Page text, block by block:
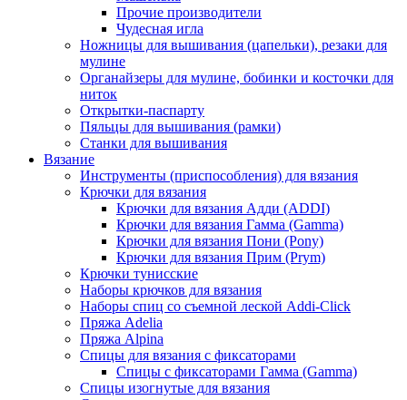
Прочие производители
Чудесная игла
Ножницы для вышивания (цапельки), резаки для
мулине
Органайзеры для мулине, бобинки и косточки для
ниток
Открытки-паспарту
Пяльцы для вышивания (рамки)
Станки для вышивания
Вязание
Инструменты (приспособления) для вязания
Крючки для вязания
Крючки для вязания Адди (ADDI)
Крючки для вязания Гамма (Gamma)
Крючки для вязания Пони (Pony)
Крючки для вязания Прим (Prym)
Крючки тунисские
Наборы крючков для вязания
Наборы спиц со съемной леской Addi-Click
Пряжа Adelia
Пряжа Alpina
Спицы для вязания с фиксаторами
Спицы с фиксаторами Гамма (Gamma)
Спицы изогнутые для вязания